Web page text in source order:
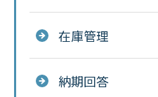
在庫管理
納期回答